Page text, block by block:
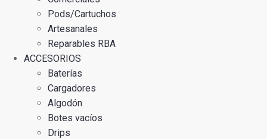
Pods/Cartuchos
Artesanales
Reparables RBA
ACCESORIOS
Baterías
Cargadores
Algodón
Botes vacíos
Drips